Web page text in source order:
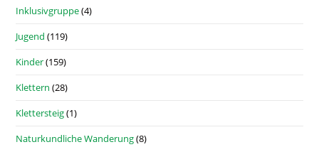
Inklusivgruppe(4)
Jugend (119)
Kinder(159)
Klettern (28)
Klettersteig(1)
Naturkundliche Wanderung(8)